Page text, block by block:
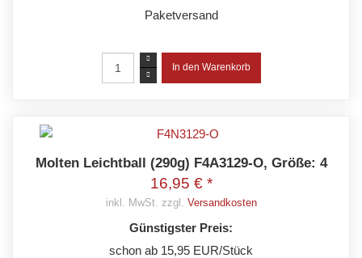
Paketversand
Molten Leichtball (290g) F4A3129-O, Größe: 4
16,95 € *
inkl. MwSt. zzgl. Versandkosten
Günstigster Preis:
schon ab 15,95 EUR/Stück